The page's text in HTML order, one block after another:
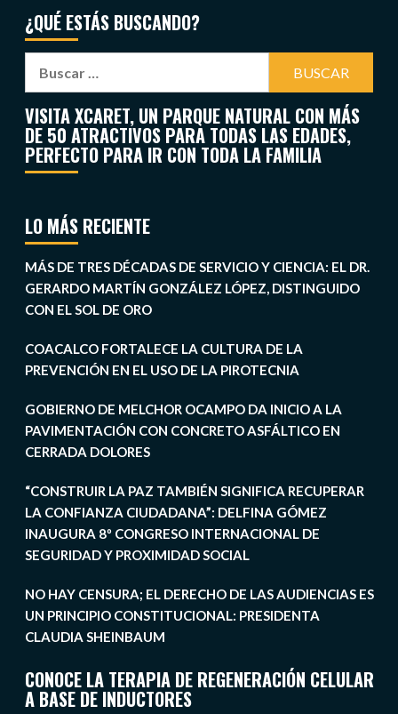
¿QUÉ ESTÁS BUSCANDO?
VISITA XCARET, UN PARQUE NATURAL CON MÁS
DE 50 ATRACTIVOS PARA TODAS LAS EDADES,
PERFECTO PARA IR CON TODA LA FAMILIA
LO MÁS RECIENTE
MÁS DE TRES DÉCADAS DE SERVICIO Y CIENCIA: EL DR.
GERARDO MARTÍN GONZÁLEZ LÓPEZ, DISTINGUIDO
CON EL SOL DE ORO
COACALCO FORTALECE LA CULTURA DE LA
PREVENCIÓN EN EL USO DE LA PIROTECNIA
GOBIERNO DE MELCHOR OCAMPO DA INICIO A LA
PAVIMENTACIÓN CON CONCRETO ASFÁLTICO EN
CERRADA DOLORES
“CONSTRUIR LA PAZ TAMBIÉN SIGNIFICA RECUPERAR
LA CONFIANZA CIUDADANA”: DELFINA GÓMEZ
INAUGURA 8º CONGRESO INTERNACIONAL DE
SEGURIDAD Y PROXIMIDAD SOCIAL
NO HAY CENSURA; EL DERECHO DE LAS AUDIENCIAS ES
UN PRINCIPIO CONSTITUCIONAL: PRESIDENTA
CLAUDIA SHEINBAUM
CONOCE LA TERAPIA DE REGENERACIÓN CELULAR
A BASE DE INDUCTORES